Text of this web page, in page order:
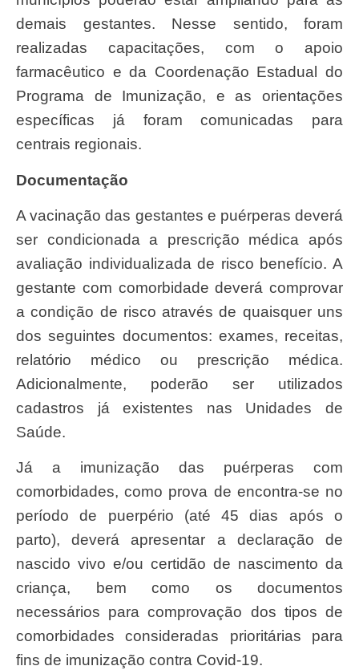
demais gestantes. Nesse sentido, foram
realizadas capacitações, com o apoio
farmacêutico e da Coordenação Estadual do
Programa de Imunização, e as orientações
específicas já foram comunicadas para
centrais regionais.
Documentação
A vacinação das gestantes e puérperas deverá
ser condicionada a prescrição médica após
avaliação individualizada de risco benefício. A
gestante com comorbidade deverá comprovar
a condição de risco através de quaisquer uns
dos seguintes documentos: exames, receitas,
relatório médico ou prescrição médica.
Adicionalmente, poderão ser utilizados
cadastros já existentes nas Unidades de
Saúde.
Já a imunização das puérperas com
comorbidades, como prova de encontra-se no
período de puerpério (até 45 dias após o
parto), deverá apresentar a declaração de
nascido vivo e/ou certidão de nascimento da
criança, bem como os documentos
necessários para comprovação dos tipos de
comorbidades consideradas prioritárias para
fins de imunização contra Covid-19.